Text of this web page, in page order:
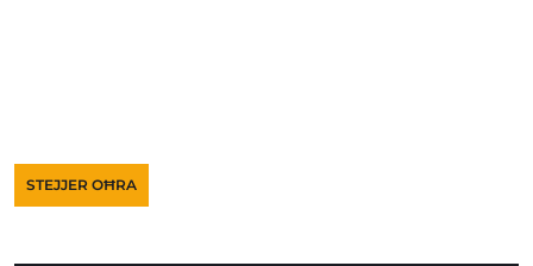
STEJJER OĦRA